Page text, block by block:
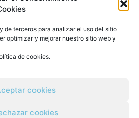
de terceros para analizar el uso del sitio
optimizar y mejorar nuestro sitio web y
de cookies.
cookies
cookies
recuperación.
30 40